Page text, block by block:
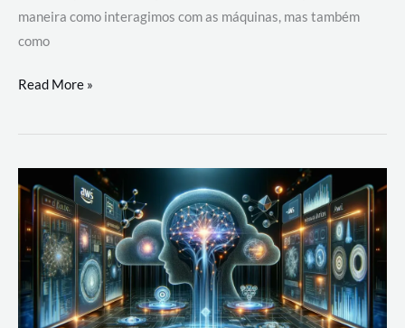
maneira como interagimos com as máquinas, mas também
como
Desenvolvimento
um
com
AWS
Read More »